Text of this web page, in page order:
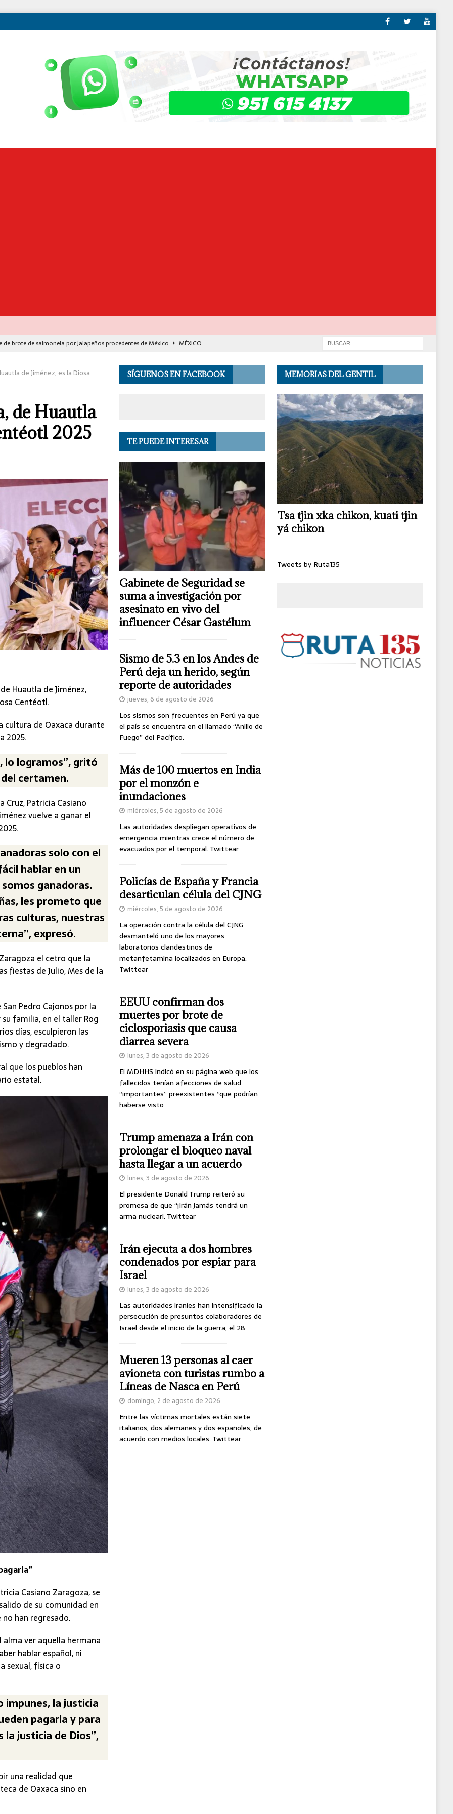
de brote de salmonela por jalapeños procedentes de México
MÉXICO
Seguridad se suma a investigación por asesinato en vivo del influencer
en los Andes de Perú deja un herido, según reporte de autoridades
EL
de Jiménez, es la Diosa
de Huautla
2025
Huautla de Jiménez,
Centéotl.
cultura de Oaxaca durante
2025.
lo logramos”, gritó
certamen.
Cruz, Patricia Casiano
vuelve a ganar el
solo con el
hablar en un
ganadoras.
les prometo que
culturas, nuestras
expresó.
el cetro que la
fiestas de Julio, Mes de la
Pedro Cajonos por la
su familia, en el taller Rog
días, esculpieron las
y degradado.
que los pueblos han
estatal.
Casiano Zaragoza, se
de su comunidad en
han regresado.
alma ver aquella hermana
hablar español, ni
sexual, física o
impunes, la justicia
pagarla y para
justicia de Dios”,
una realidad que
de Oaxaca sino en
SÍGUENOS EN FACEBOOK
TE PUEDE INTERESAR
Gabinete de Seguridad se
suma a investigación por
asesinato en vivo del
influencer César Gastélum
Sismo de 5.3 en los Andes de
Perú deja un herido, según
reporte de autoridades
jueves, 6 de agosto de 2026
Los sismos son frecuentes en Perú ya que
el país se encuentra en el llamado “Anillo de
Fuego” del Pacífico.
Más de 100 muertos en India
por el monzón e
inundaciones
miércoles, 5 de agosto de 2026
Las autoridades despliegan operativos de
emergencia mientras crece el número de
evacuados por el temporal. Twittear
Policías de España y Francia
desarticulan célula del CJNG
miércoles, 5 de agosto de 2026
La operación contra la célula del CJNG
desmanteló uno de los mayores
laboratorios clandestinos de
metanfetamina localizados en Europa.
Twittear
EEUU confirman dos
muertes por brote de
ciclosporiasis que causa
diarrea severa
lunes, 3 de agosto de 2026
El MDHHS indicó en su página web que los
fallecidos tenían afecciones de salud
“importantes” preexistentes “que podrían
haberse visto
Trump amenaza a Irán con
prolongar el bloqueo naval
hasta llegar a un acuerdo
lunes, 3 de agosto de 2026
El presidente Donald Trump reiteró su
promesa de que “¡Irán jamás tendrá un
arma nuclear!. Twittear
Irán ejecuta a dos hombres
condenados por espiar para
Israel
lunes, 3 de agosto de 2026
Las autoridades iraníes han intensificado la
persecución de presuntos colaboradores de
Israel desde el inicio de la guerra, el 28
Mueren 13 personas al caer
avioneta con turistas rumbo a
Líneas de Nasca en Perú
domingo, 2 de agosto de 2026
Entre las víctimas mortales están siete
italianos, dos alemanes y dos españoles, de
acuerdo con medios locales. Twittear
MEMORIAS DEL GENTIL
Tsa tjin xka chikon, kuati tjin
yá chikon
Tweets by Ruta135